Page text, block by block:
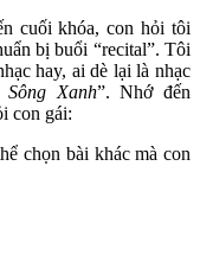
cuối khóa, con hỏi tôi
bị buổi “recital”. Tôi
hay, ai dè lại là nhạc
Sông Xanh”. Nhớ đến
con gái:
chọn bài khác mà con